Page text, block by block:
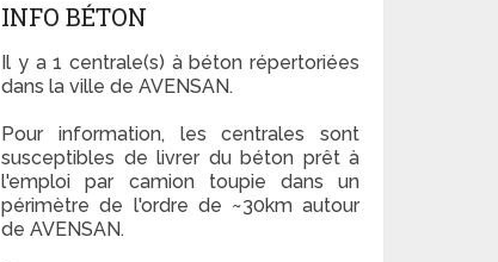
INFO BÉTON
Il y a 1 centrale(s) à béton répertoriées
dans la ville de AVENSAN.
Pour information, les centrales sont
susceptibles de livrer du béton prêt à
l'emploi par camion toupie dans un
périmètre de l'ordre de ~30km autour
de AVENSAN.